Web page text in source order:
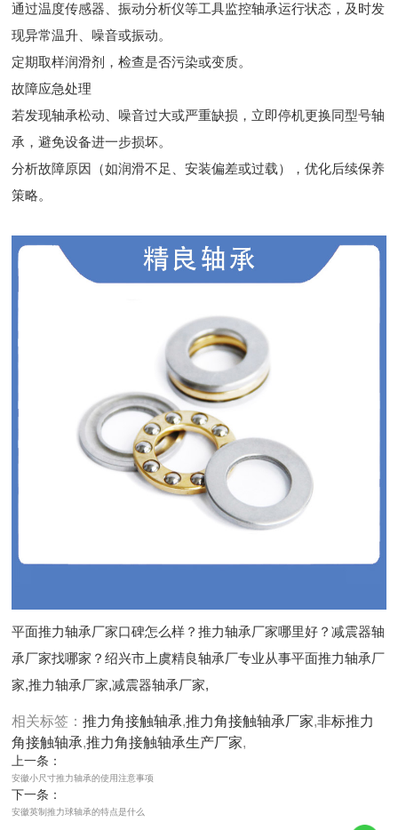
通过温度传感器、振动分析仪等工具监控轴承运行状态，及时发
现异常温升、噪音或振动。
定期取样润滑剂，检查是否污染或变质。
故障应急处理
若发现轴承松动、噪音过大或严重缺损，立即停机更换同型号轴
承，避免设备进一步损坏。
分析故障原因（如润滑不足、安装偏差或过载），优化后续保养
策略。
平面推力轴承厂家口碑怎么样？推力轴承厂家哪里好？减震器轴
承厂家找哪家？绍兴市上虞精良轴承厂专业从事平面推力轴承厂
家,推力轴承厂家,减震器轴承厂家,
相关标签：推力角接触轴承,推力角接触轴承厂家,非标推力
角接触轴承,推力角接触轴承生产厂家,
上一条：
安徽小尺寸推力轴承的使用注意事项
下一条：
安徽英制推力球轴承的特点是什么